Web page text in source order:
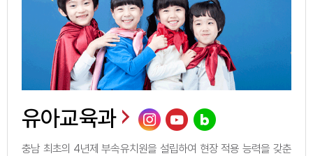
유아교육과
충남 최초의 4년제 부속유치원을 설립하여 현장 적용 능력을 갖춘